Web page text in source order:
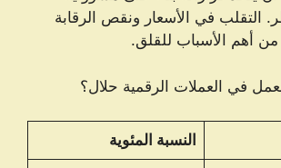
التقلب في الأسعار ونقص الرقابة
من أهم الأسباب للقلق.
النسبة المئوية